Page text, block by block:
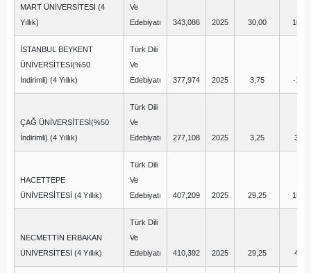
MART ÜNİVERSİTESİ (4
Yıllık)
Ve
Edebiyatı
343,086 2025 30,00 10,00
İSTANBUL BEYKENT
ÜNİVERSİTESİ(%50
İndirimli) (4 Yıllık)
Türk Dili
Ve
Edebiyatı
377,974 2025 3,75 -1,25
ÇAĞ ÜNİVERSİTESİ(%50
İndirimli) (4 Yıllık)
Türk Dili
Ve
Edebiyatı
277,108 2025 3,25 3,75
HACETTEPE
ÜNİVERSİTESİ (4 Yıllık)
Türk Dili
Ve
Edebiyatı
407,209 2025 29,25 15,25
NECMETTİN ERBAKAN
ÜNİVERSİTESİ (4 Yıllık)
Türk Dili
Ve
Edebiyatı
410,392 2025 29,25 4,75